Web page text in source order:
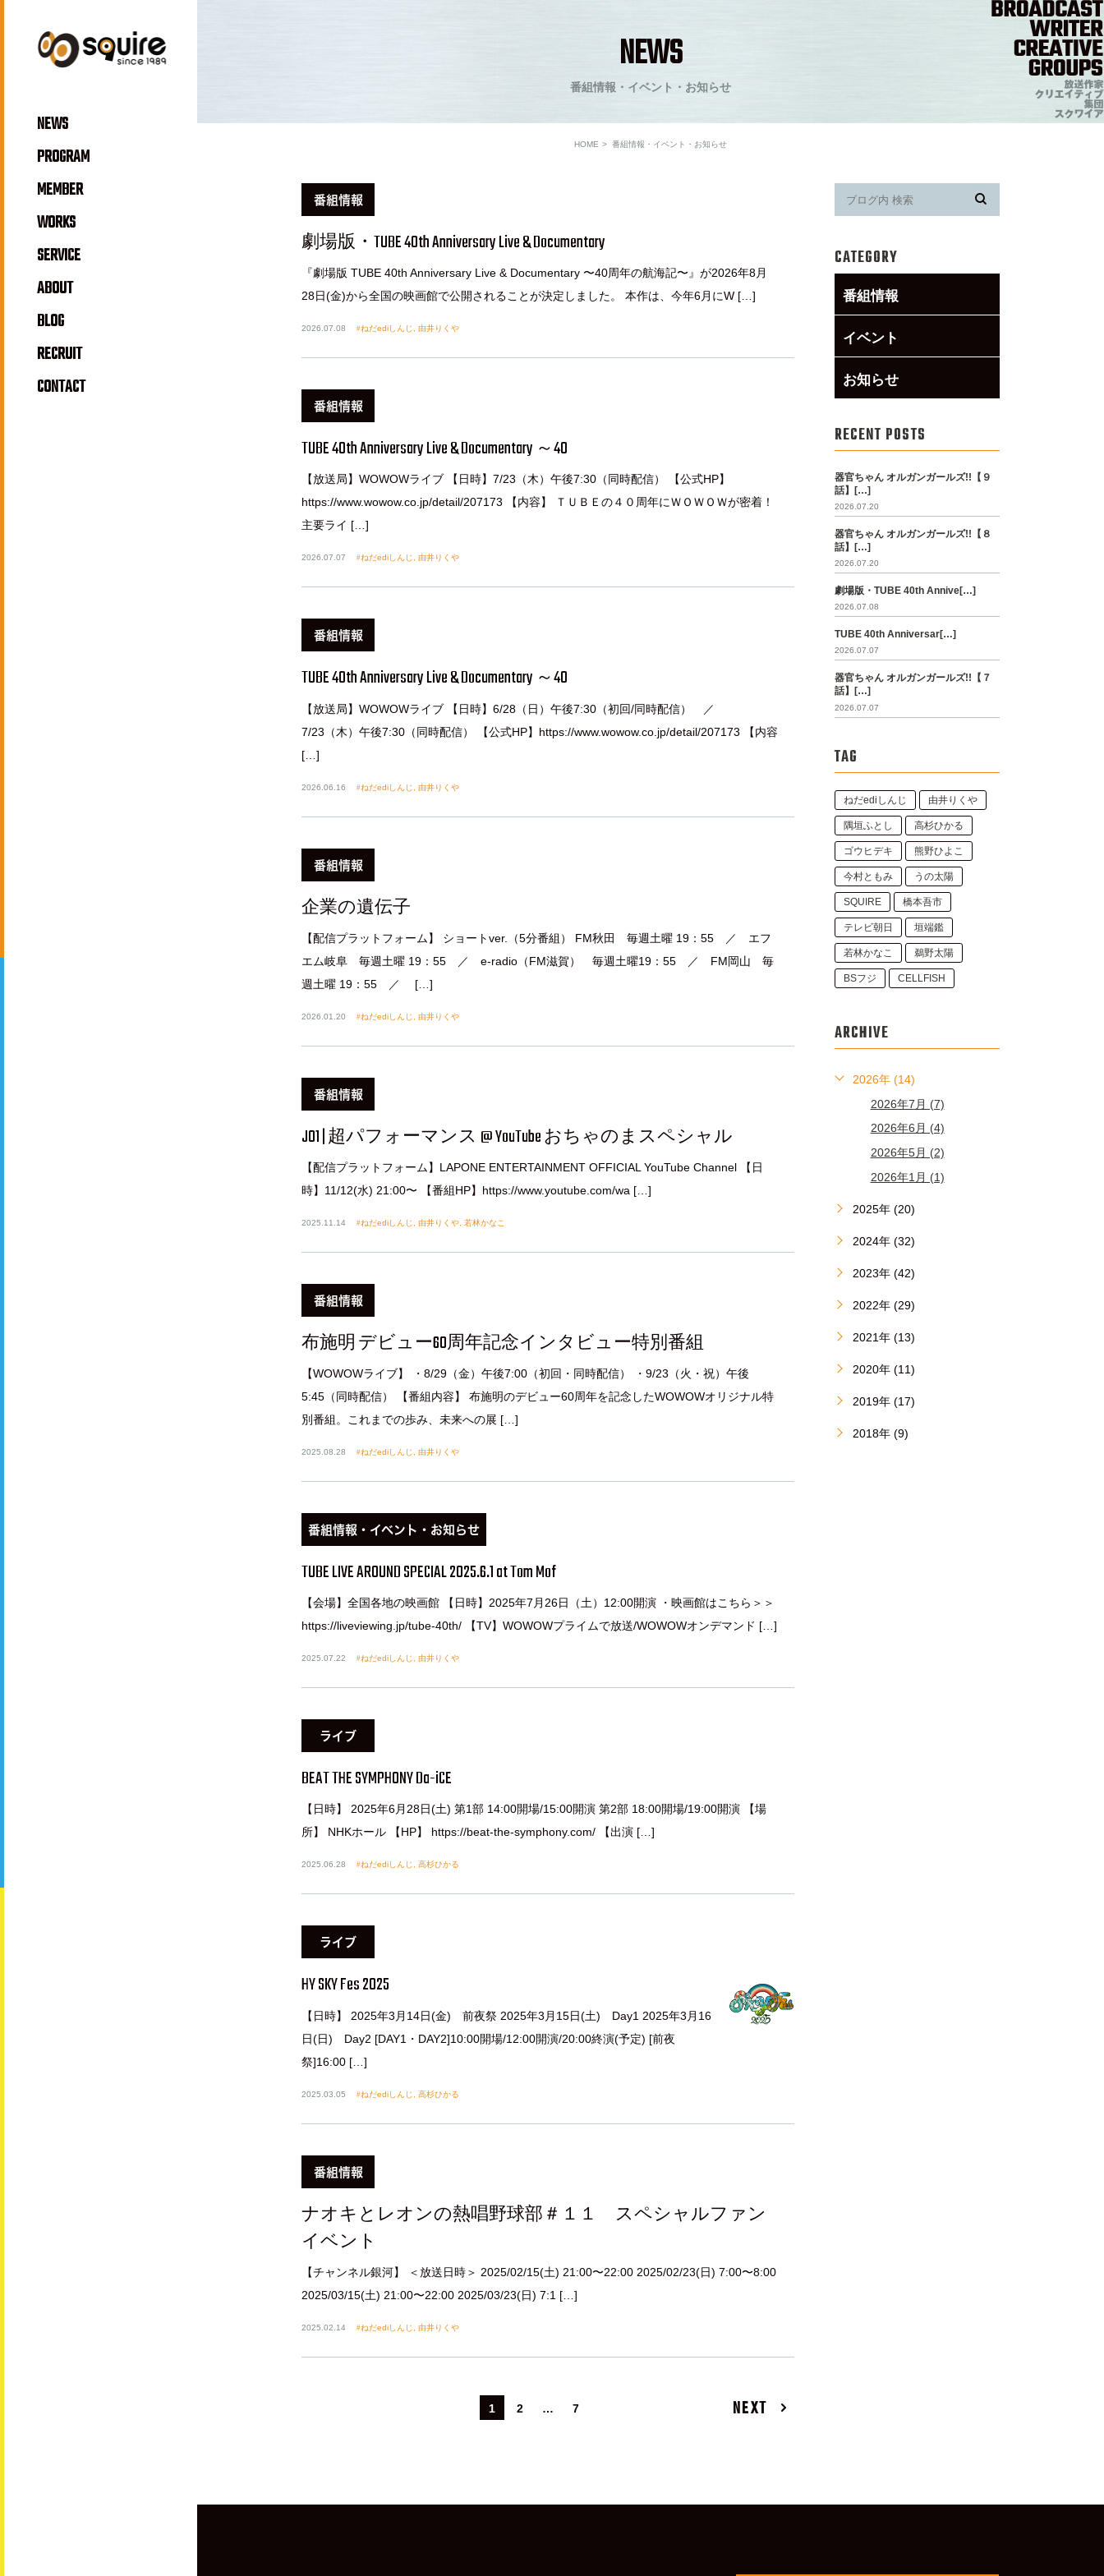
NEWS
PROGRAM
MEMBER
WORKS
SERVICE
ABOUT
BLOG
RECRUIT
CONTACT
NEWS
番組情報・イベント・お知らせ
HOME 番組情報・イベント・お知らせ
番組情報
劇場版・TUBE 40th Anniversary Live & Documentary
『劇場版 TUBE 40th Anniversary Live & Documentary 〜40周年の航海記〜』が2026年8月
28日(金)から全国の映画館で公開されることが決定しました。 本作は、今年6月にW […]
2026.07.08 ねだediしんじ 由井りくや
番組情報
TUBE 40th Anniversary Live & Documentary ～40
【放送局】WOWOWライブ 【日時】7/23（木）午後7:30（同時配信） 【公式HP】
https://www.wowow.co.jp/detail/207173 【内容】 ＴＵＢＥの４０周年にＷＯＷＯＷが密着！
主要ライ […]
2026.07.07 ねだediしんじ, 由井りくや
番組情報
TUBE 40th Anniversary Live & Documentary ～40
【放送局】WOWOWライブ 【日時】6/28（日）午後7:30（初回/同時配信） ／
7/23（木）午後7:30（同時配信） 【公式HP】https://www.wowow.co.jp/detail/207173 【内容
[…]
2026.06.16 ねだediしんじ 由井りくや
番組情報
企業の遺伝子
【配信プラットフォーム】 ショートver.（5分番組） FM秋田 毎週土曜 19：55 ／ エフ
エム岐阜 毎週土曜 19：55 ／ e-radio（FM滋賀） 毎週土曜19：55 ／ FM岡山 毎
週土曜 19：55 ／ […]
2026.01.20 ねだediしんじ 由井りくや
番組情報
JO1 | 超パフォーマンス @ YouTube おちゃのまスペシャル
【配信プラットフォーム】LAPONE ENTERTAINMENT OFFICIAL YouTube Channel 【日
時】11/12(水) 21:00〜 【番組HP】https://www.youtube.com/wa […]
2025.11.14 ねだediしんじ 由井りくや 若林かなこ
番組情報
布施明 デビュー60周年記念インタビュー特別番組
【WOWOWライブ】 ・8/29（金）午後7:00（初回・同時配信） ・9/23（火・祝）午後
5:45（同時配信） 【番組内容】 布施明のデビュー60周年を記念したWOWOWオリジナル特
別番組。これまでの歩み、未来への展 […]
2025.08.28 ねだediしんじ 由井りくや
番組情報・イベント・お知らせ
TUBE LIVE AROUND SPECIAL 2025.6.1 at Tom Mof
【会場】全国各地の映画館 【日時】2025年7月26日（土）12:00開演 ・映画館はこちら＞＞
https://liveviewing.jp/tube-40th/ 【TV】WOWOWプライムで放送/WOWOWオンデマンド […]
2025.07.22 ねだediしんじ, 由井りくや
ライブ
BEAT THE SYMPHONY Da-iCE
【日時】 2025年6月28日(土) 第1部 14:00開場/15:00開演 第2部 18:00開場/19:00開演 【場
所】 NHKホール 【HP】 https://beat-the-symphony.com/ 【出演 […]
2025.06.28 ねだediしんじ, 高杉ひかる
ライブ
HY SKY Fes 2025
【日時】 2025年3月14日(金) 前夜祭 2025年3月15日(土) Day1 2025年3月16
日(日) Day2 [DAY1・DAY2]10:00開場/12:00開演/20:00終演(予定) [前夜
祭]16:00 […]
2025.03.05 ねだediしんじ 高杉ひかる
番組情報
ナオキとレオンの熱唱野球部＃１１ スペシャルファン
イベント
【チャンネル銀河】 ＜放送日時＞ 2025/02/15(土) 21:00〜22:00 2025/02/23(日) 7:00〜8:00
2025/03/15(土) 21:00〜22:00 2025/03/23(日) 7:1 […]
2025.02.14 ねだediしんじ 由井りくや
1 2 … 7 NEXT
CATEGORY
番組情報
イベント
お知らせ
RECENT POSTS
器官ちゃん オルガンガールズ!!【９
話】[…]
2026.07.20
器官ちゃん オルガンガールズ!!【８
話】[…]
2026.07.20
劇場版・TUBE 40th Annive[…]
2026.07.08
TUBE 40th Anniversar[…]
2026.07.07
器官ちゃん オルガンガールズ!!【７
話】[…]
2026.07.07
TAG
ねだediしんじ 由井りくや
隅垣ふとし 高杉ひかる
ゴウヒデキ 熊野ひよこ
今村ともみ うの太陽
SQUIRE 橋本吾市
テレビ朝日 垣端鑑
若林かなこ 鵜野太陽
BSフジ CELLFISH
ARCHIVE
2026年 (14)
2026年7月 (7)
2026年6月 (4)
2026年5月 (2)
2026年1月 (1)
2025年 (20)
2024年 (32)
2023年 (42)
2022年 (29)
2021年 (13)
2020年 (11)
2019年 (17)
2018年 (9)